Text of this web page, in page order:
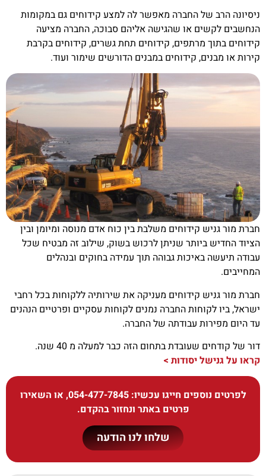
ניסיונה הרב של החברה מאפשר לה למצע קידוחים גם במקומות
הנחשבים לקשים או שהגישה אליהם סבוכה, החברה מציעה
קידוחים בתוך מרתפים, קידוחים תחת גשרים, קידוחים בקרבת
קירות או מבנים, קידוחים במבנים הדורשים שימור ועוד.
חברת מור גניש קידוחים משלבת בין כוח אדם מנוסה ומיומן ובין
הציוד החדיש ביותר שניתן לרכוש בשוק, שילוב זה מבטיח שכל
עבודה תיעשה באיכות גבוהה תוך עמידה בחוקים ובנהלים
המחייבים.
חברת מור גניש קידוחים מעניקה את שירותיה ללקוחות בכל רחבי
ישראל, ביו לקוחות החברה נמנים לקוחות עסקיים ופרטיים הנהנים
עד היום מפירות עבודתה של החברה.
דור של קודחים שעובדת בתחום הזה כבר למעלה מ 40 שנה.
קראו על גנישל יסודות >
לפרטים נוספים חייגו עכשיו:054-477-7845, או השאירו
פרטים באתר ונחזור בהקדם.
שלחו לנו הודעה